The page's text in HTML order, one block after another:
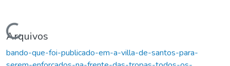
Carregando...
Arquivos
bando-que-foi-publicado-em-a-villa-de-santos-para-